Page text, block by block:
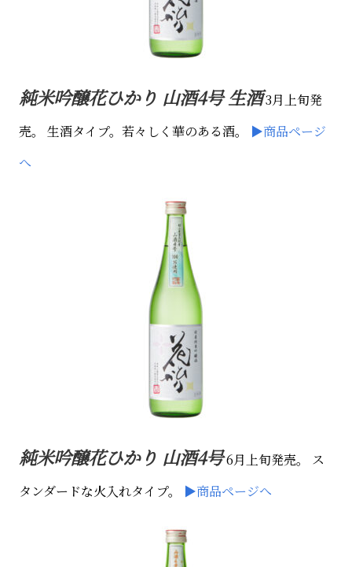
純米吟醸花ひかり 山酒4号 生酒3月上旬発
売。
生酒タイプ。若々しく華のある酒。
▶商品ページ
へ
純米吟醸花ひかり 山酒4号6月上旬発売。
ス
タンダードな火入れタイプ。
▶商品ページへ